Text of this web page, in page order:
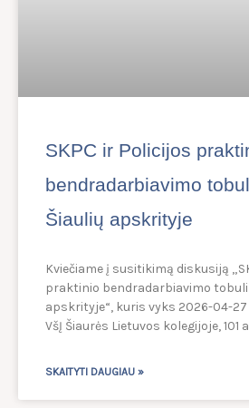
SKPC ir Policijos
bendradarbiavimo
Šiaulių apskrityje
Kviečiame į susitikimą diskusiją
praktinio bendradarbiavimo
apskrityje“, kuris vyks 2026-04-27
VšĮ Šiaurės Lietuvos kolegijoje, 101
SKAITYTI DAUGIAU »